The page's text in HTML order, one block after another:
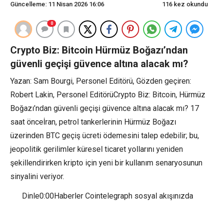
Güncelleme: 11 Nisan 2026 16:06 116 kez okundu
0
Crypto Biz: Bitcoin Hürmüz Boğazı’ndan
güvenli geçişi güvence altına alacak mı?
Yazan: Sam Bourgi, Personel Editörü, Gözden geçiren:
Robert Lakin, Personel EditörüCrypto Biz: Bitcoin, Hürmüz
Boğazı’ndan güvenli geçişi güvence altına alacak mı? 17
saat önceİran, petrol tankerlerinin Hürmüz Boğazı
üzerinden BTC geçiş ücreti ödemesini talep edebilir; bu,
jeopolitik gerilimler küresel ticaret yollarını yeniden
şekillendirirken kripto için yeni bir kullanım senaryosunun
sinyalini veriyor.
Dinle0:00Haberler Cointelegraph sosyal akışınızda